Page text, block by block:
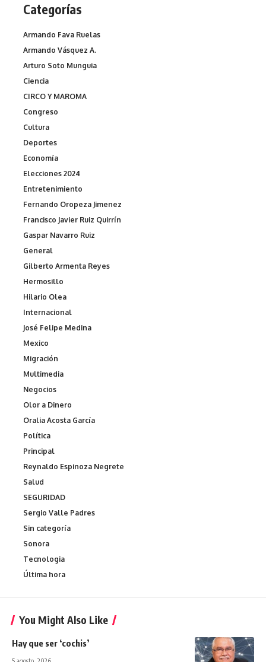
Categorías
Armando Fava Ruelas
Armando Vásquez A.
Arturo Soto Munguia
Ciencia
CIRCO Y MAROMA
Congreso
Cultura
Deportes
Economía
Elecciones 2024
Entretenimiento
Fernando Oropeza Jimenez
Francisco Javier Ruiz Quirrín
Gaspar Navarro Ruiz
General
Gilberto Armenta Reyes
Hermosillo
Hilario Olea
Internacional
José Felipe Medina
Mexico
Migración
Multimedia
Negocios
Olor a Dinero
Oralia Acosta García
Política
Principal
Reynaldo Espinoza Negrete
Salud
SEGURIDAD
Sergio Valle Padres
Sin categoría
Sonora
Tecnologia
Última hora
You Might Also Like
Hay que ser ‘cochis’